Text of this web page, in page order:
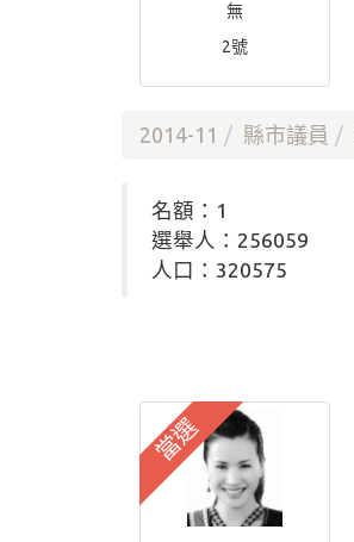
無
2號
2014-11 縣市議員
名額：1
選舉人：256059
人口：320575
當選